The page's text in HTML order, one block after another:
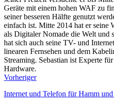
Geräte mit einem hohen WAF zu
seiner besseren Hälfte genutzt
einfach ist. Mitte 2014 hat er seine
als Digitaler Nomade die Welt und
hat sich auch seine TV- und
linearen Fernsehen und dem
Streaming. Sebastian ist Experte
Hardware.
Vorheriger
Internet und Telefon für Hamm